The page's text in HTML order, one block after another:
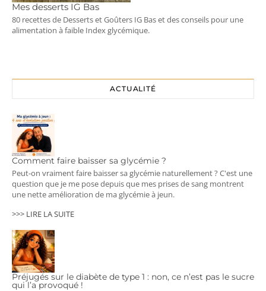
Mes desserts IG Bas
80 recettes de Desserts et Goûters IG Bas et des conseils pour une
alimentation à faible Index glycémique.
ACTUALITÉ
Comment faire baisser sa glycémie ?
Peut-on vraiment faire baisser sa glycémie naturellement ? C'est une
question que je me pose depuis que mes prises de sang montrent
une nette amélioration de ma glycémie à jeun.
>>> LIRE LA SUITE
Préjugés sur le diabète de type 1 : non, ce n’est pas le sucre
qui l’a provoqué !